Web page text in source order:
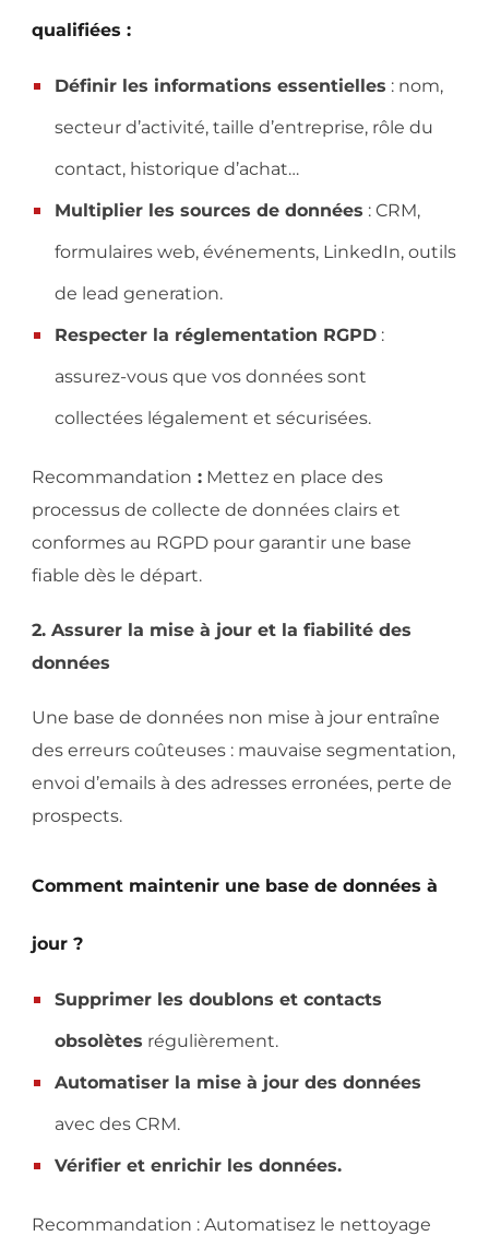
qualifiées :
Définir les informations essentielles : nom,
secteur d’activité, taille d’entreprise, rôle du
contact, historique d’achat…
Multiplier les sources de données : CRM,
formulaires web, événements, LinkedIn, outils
de lead generation.
Respecter la réglementation RGPD :
assurez-vous que vos données sont
collectées légalement et sécurisées.
Recommandation : Mettez en place des
processus de collecte de données clairs et
conformes au RGPD pour garantir une base
fiable dès le départ.
2. Assurer la mise à jour et la fiabilité des
données
Une base de données non mise à jour entraîne
des erreurs coûteuses : mauvaise segmentation,
envoi d’emails à des adresses erronées, perte de
prospects.
Comment maintenir une base de données à
jour ?
Supprimer les doublons et contacts
obsolètes régulièrement.
Automatiser la mise à jour des données
avec des CRM.
Vérifier et enrichir les données.
Recommandation : Automatisez le nettoyage